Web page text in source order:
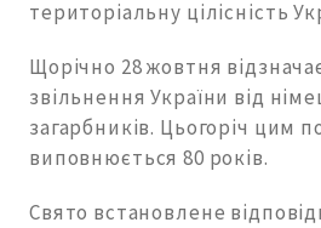
територіальну цілісність
Щорічно 28 жовтня
звільнення України від
загарбників. Цьогоріч цим
виповнюється 80 років.
Свято встановлене